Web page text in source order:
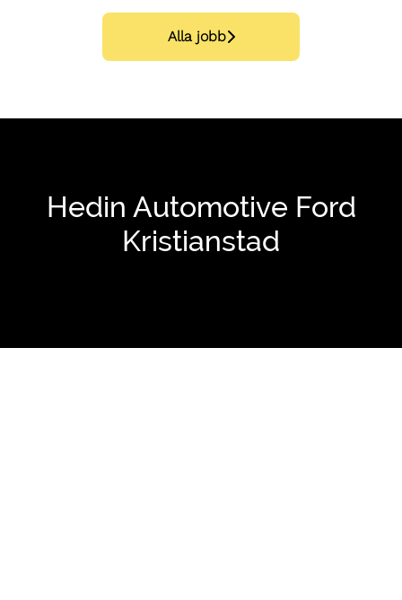
Alla jobb
Hedin Automotive Ford
Kristianstad